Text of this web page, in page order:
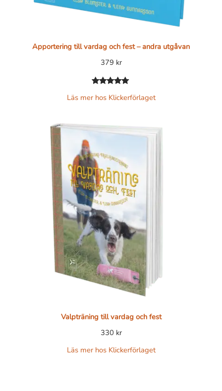
Apportering till vardag och fest – andra utgåvan
379 kr
5.00av 5
kundrecension
Läs mer hos Klickerförlaget
Valpträning till vardag och fest
330 kr
Läs mer hos Klickerförlaget